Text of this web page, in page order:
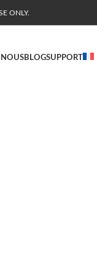
ONLY.
BLOGSUPPORT